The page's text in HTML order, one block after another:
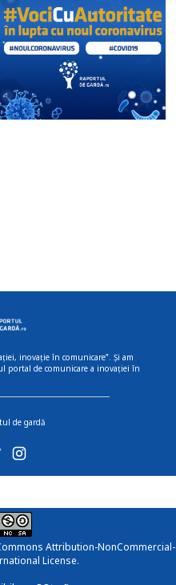
inovație în comunicare”. Și am
portal de comunicare a inovației în
de gardă
Attribution-NonCommercial-
License.